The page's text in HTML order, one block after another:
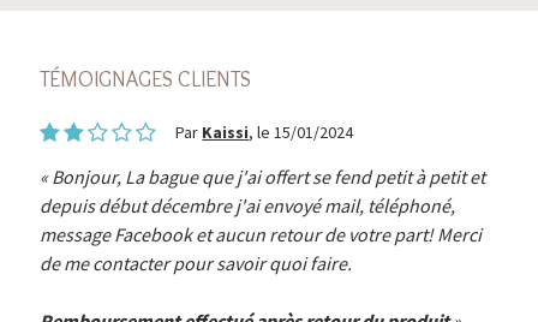
TÉMOIGNAGES CLIENTS
Par Kaissi, le 15/01/2024
Bonjour, La bague que j'ai offert se fend petit à petit et
depuis début décembre j'ai envoyé mail, téléphoné,
message Facebook et aucun retour de votre part! Merci
de me contacter pour savoir quoi faire.